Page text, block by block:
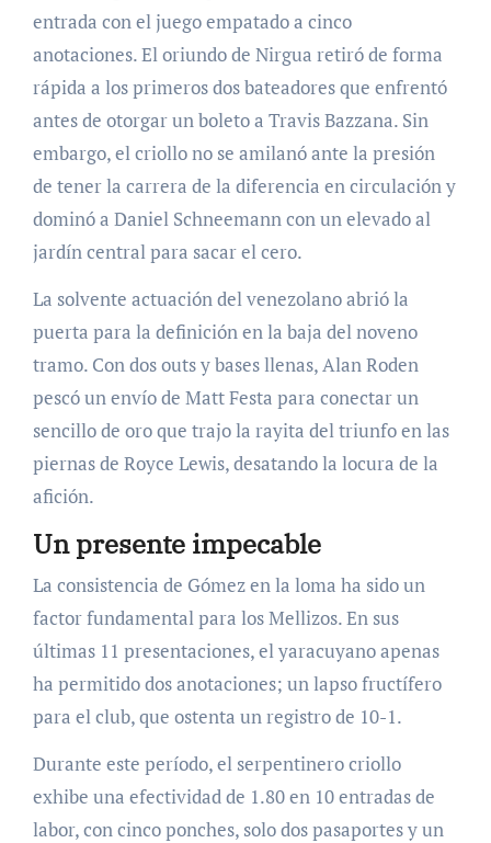
entrada con el juego empatado a cinco
anotaciones. El oriundo de Nirgua retiró de forma
rápida a los primeros dos bateadores que enfrentó
antes de otorgar un boleto a Travis Bazzana. Sin
embargo, el criollo no se amilanó ante la presión
de tener la carrera de la diferencia en circulación y
dominó a Daniel Schneemann con un elevado al
jardín central para sacar el cero.
La solvente actuación del venezolano abrió la
puerta para la definición en la baja del noveno
tramo. Con dos outs y bases llenas, Alan Roden
pescó un envío de Matt Festa para conectar un
sencillo de oro que trajo la rayita del triunfo en las
piernas de Royce Lewis, desatando la locura de la
afición.
Un presente impecable
La consistencia de Gómez en la loma ha sido un
factor fundamental para los Mellizos. En sus
últimas 11 presentaciones, el yaracuyano apenas
ha permitido dos anotaciones; un lapso fructífero
para el club, que ostenta un registro de 10-1.
Durante este período, el serpentinero criollo
exhibe una efectividad de 1.80 en 10 entradas de
labor, con cinco ponches, solo dos pasaportes y un